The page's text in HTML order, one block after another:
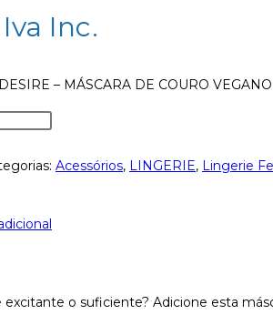
Iva Inc.
– MÁSCARA DE COURO
Acessórios, LINGERIE, Lingerie
excitante o suficiente? Adicione esta